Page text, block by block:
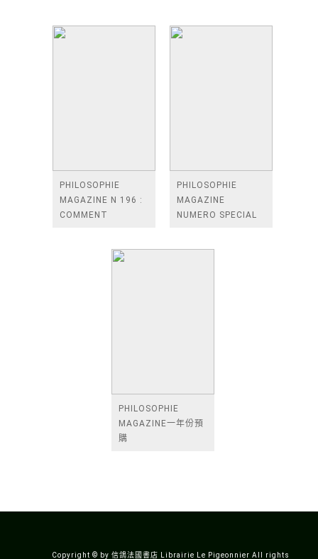
PHILOSOPHIE
MAGAZINE N 196 :
COMMENT
PHILOSOPHIE
MAGAZINE
NUMERO SPECIAL
PHILOSOPHIE
MAGAZINE一年份預
購
Copyright © by 信鴿法國書店 Librairie Le Pigeonnier All rights